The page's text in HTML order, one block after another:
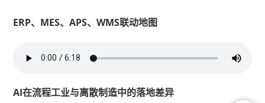
ERP、MES、APS、WMS联动地图
AI在流程工业与离散制造中的落地差异